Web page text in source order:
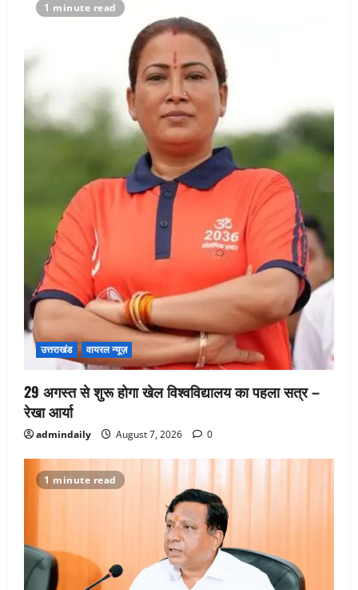
1 minute read
उत्तराखंड वायरल न्यूज़
29 अगस्त से शुरू होगा खेल विश्वविद्यालय का पहला सत्र –
रेखा आर्या
admindaily August 7, 2026 0
1 minute read